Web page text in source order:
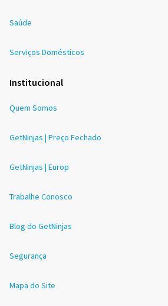
Saúde
Serviços Domésticos
Institucional
Quem Somos
GetNinjas | Preço Fechado
GetNinjas | Europ
Trabalhe Conosco
Blog do GetNinjas
Segurança
Mapa do Site